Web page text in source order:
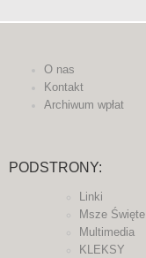
O nas
Kontakt
Archiwum wpłat
PODSTRONY:
Linki
Msze Święte
Multimedia
KLEKSY